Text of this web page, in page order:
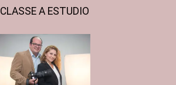
CLASSE A ESTUDIO